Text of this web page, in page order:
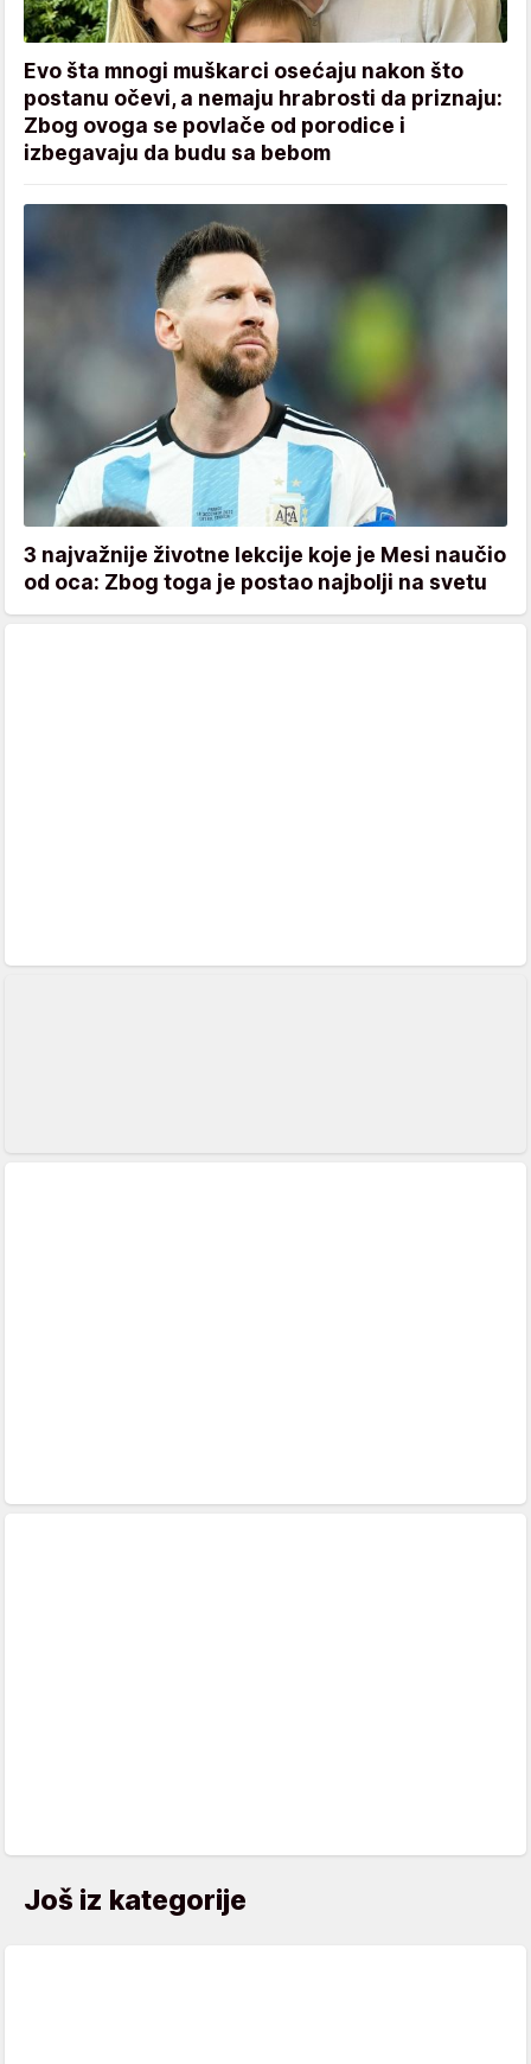
Evo šta mnogi muškarci osećaju nakon što
postanu očevi, a nemaju hrabrosti da priznaju:
Zbog ovoga se povlače od porodice i
izbegavaju da budu sa bebom
3 najvažnije životne lekcije koje je Mesi naučio
od oca: Zbog toga je postao najbolji na svetu
Još iz kategorije